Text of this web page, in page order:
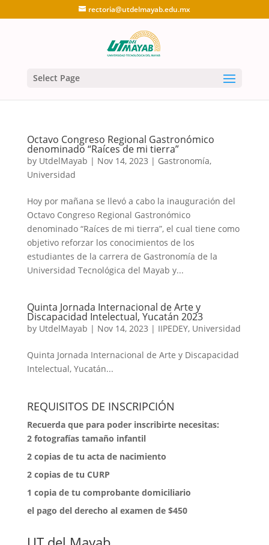
rectoria@utdelmayab.edu.mx
Select Page
Octavo Congreso Regional Gastronómico
denominado “Raíces de mi tierra”
by UtdelMayab | Nov 14, 2023 | Gastronomía,
Universidad
Hoy por mañana se llevó a cabo la inauguración del
Octavo Congreso Regional Gastronómico
denominado “Raíces de mi tierra”, el cual tiene como
objetivo reforzar los conocimientos de los
estudiantes de la carrera de Gastronomía de la
Universidad Tecnológica del Mayab y...
Quinta Jornada Internacional de Arte y
Discapacidad Intelectual, Yucatán 2023
by UtdelMayab | Nov 14, 2023 | IIPEDEY, Universidad
Quinta Jornada Internacional de Arte y Discapacidad
Intelectual, Yucatán...
REQUISITOS DE INSCRIPCIÓN
Recuerda que para poder inscribirte necesitas:
2 fotografías tamaño infantil
⁠2 copias de tu acta de nacimiento
⁠2 copias de tu CURP
⁠1 copia de tu comprobante domiciliario
⁠el pago del derecho al examen de $450